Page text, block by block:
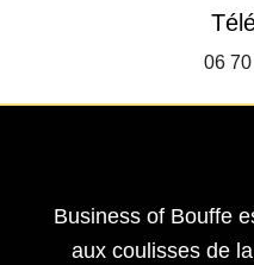
06
Business of Bouffe
aux coulisses de